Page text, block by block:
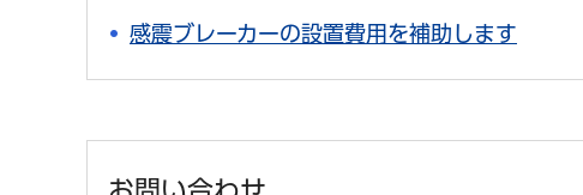
感震ブレーカーの設置費用を補助します